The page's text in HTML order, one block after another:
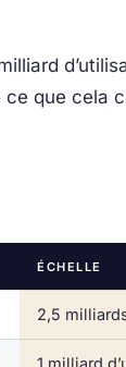
ce que cela
ÉCHELLE
2,5